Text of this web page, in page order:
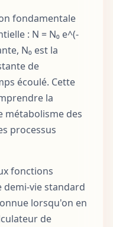
fondamentale
: N = N₀ e^(-
N₀ est la
de
écoulé. Cette
la
métabolisme des
processus
fonctions
demi-vie standard
lorsqu'on en
de